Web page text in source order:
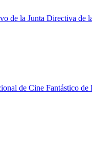
de la Junta Directiva de
de Cine Fantástico